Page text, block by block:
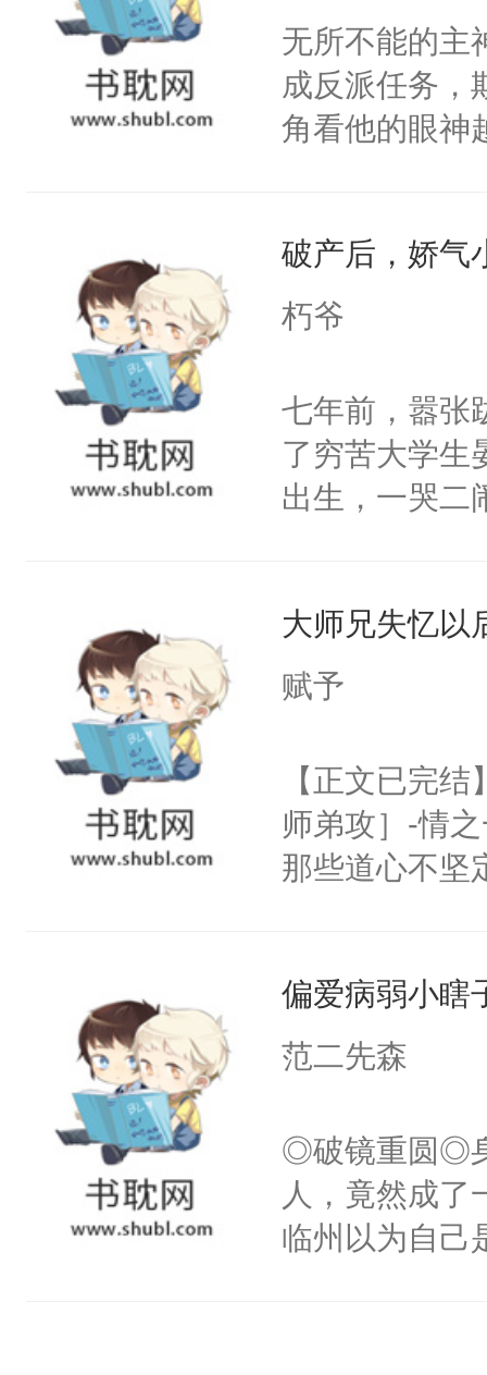
间变脸背叛他
的恶事他都对
一个权力滔天
右男主又报复
他说：【您需
年，存活下
再说一遍。】
无所不能的主
成反派任务，
角看他的眼
后，竟然是
拥住了日思夜
破产后，娇气
朽爷
七年前，嚣张
了穷苦大学生
出生，一哭二
斯野已然是咳
的大佬级人物
走他乡的白
我侬，恩爱
怕……磨光了
的池家小少爷
了晏斯野的世
兮的工作服，
冷潮湿，臭烘
星燃，跟我回
大师兄失忆以
赋予
【正文已完
师弟攻］-情
那些道心不坚
妄。当他看到
白，这一切终
子，门下所有
杀了同为魔道
绝于师门前。
了当年。回到
偏爱病弱小瞎
范二先森
◎破镜重圆◎
人，竟然成了
临州以为自己